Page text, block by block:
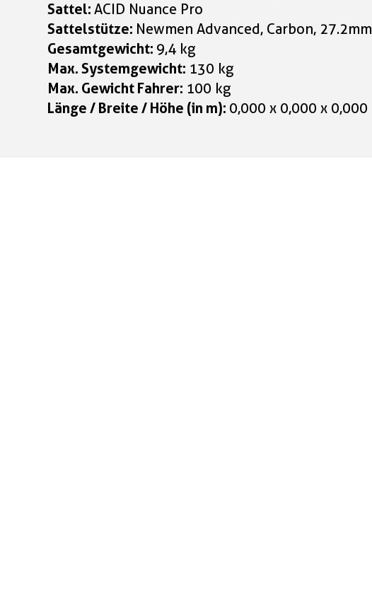
Sattel:ACID Nuance Pro
Sattelstütze: Newmen Advanced, Carbon, 27.2mm
Gesamtgewicht: 9,4 kg
Max. Systemgewicht: 130 kg
Max. Gewicht Fahrer: 100 kg
Länge / Breite / Höhe (in m): 0,000 x 0,000 x 0,000